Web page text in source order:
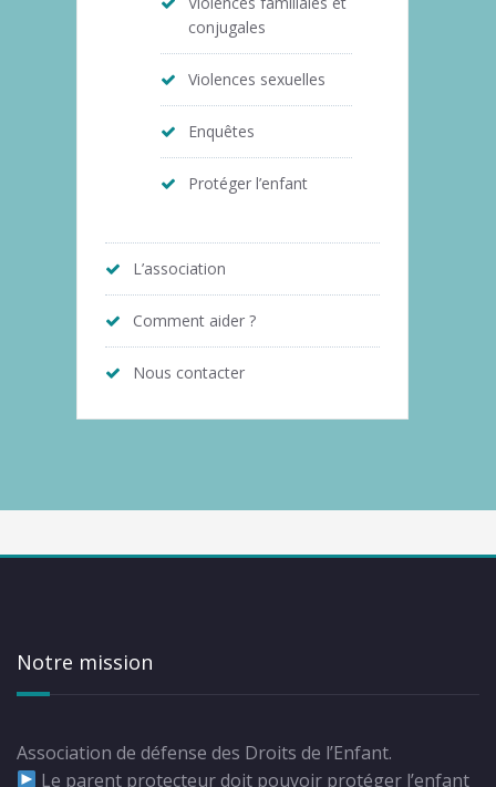
conjugales
Violences sexuelles
Enquêtes
Protéger l’enfant
L’association
Comment aider ?
Nous contacter
Notre mission
Association de défense des Droits de l’Enfant.
Le parent protecteur doit pouvoir protéger l’enfant